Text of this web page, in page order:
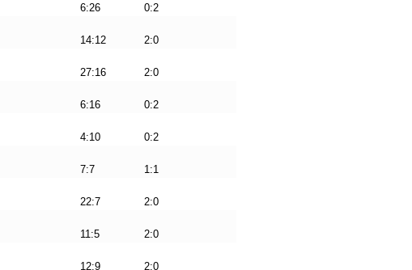
6:26 0:2
14:12 2:0
27:16 2:0
6:16 0:2
4:10 0:2
7:7 1:1
22:7 2:0
11:5 2:0
12:9 2:0